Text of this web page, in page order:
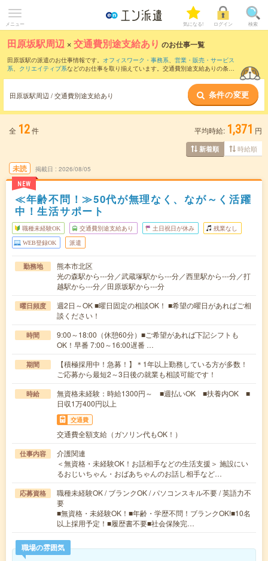
メニュー 気になる! ログイン 検索
田原坂駅周辺 ×交通費別途支給あり のお仕事一覧
田原坂駅の派遣のお仕事情報です。 オフィスワーク・事務系、 営業・販売・サービス
系、 クリエイティブ系などのお仕事を取り揃えています。交通費別途支給ありの条件
田原坂駅周辺 / 交通費別途支給あり 条件の変更
全 12件 平均時給: 1,371 円
新着順 時給順
未読
NEW
掲載日 2026/08/05
≪年齢不問！≫50代が無理なく、なが～く活躍
中！生活サポート
職種未経験OK 交通費別途支給あり 土日祝日が休み 残業なし
WEB登録OK 派遣
勤務地
熊本市北区
光の森駅から---分／武蔵塚駅から---分／西里駅から---分／打
越駅から---分／田原坂駅から---分
曜日頻度
週2日～OK ■曜日固定の相談OK！ ■希望の曜日があればご相
談ください！
時間
9:00～18:00（休憩60分）■ご希望があれば下記シフトも
OK！早番 7:00～16:00遅番 …
期間
【積極採用中！急募！】＊1年以上勤務している方が多数！
ご応募から最短2～3日後の就業も相談可能です！
時給
無資格未経験：時給1300円～ ■週払いOK ■扶養内OK ■
日収1万400円以上
交通費
交通費全額支給（ガソリン代もOK！）
仕事内容
介護関連
＜無資格・未経験OK！お話相手などの生活支援＞ 施設にい
るおじいちゃん・おばあちゃんのお話し相手など…
応募資格
職種未経験OK / ブランクOK / パソコンスキル不要 / 英語力不
要
■無資格・未経験OK！■年齢・学歴不問！ブランクOK!■10名
以上採用予定！■履歴書不要■社会保険完…
職場の雰囲気